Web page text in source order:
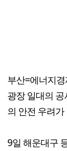
부산=에너지
광장 일대의
의 안전 우려
9일 해운대구